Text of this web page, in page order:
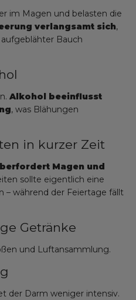
im Magen und belasten die
verlangsamt sich,
Bauch
Alkohol beeinflusst
, was Blähungen
in kurzer Zeit
Magen und
sollte eigentlich eine
– während der Feiertage fällt
Getränke
und Luftansammlung.
der Darm weniger intensiv.